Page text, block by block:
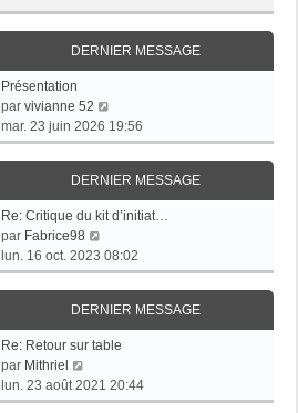
e
s
s
a
e
i
e
r
m
s
s
a
e
d
e
r
n
e
r
m
s
s
a
g
e
i
r
l
e
e
r
n
e
r
m
e
s
s
a
g
e
DERNIER MESSAGE
Présentation
par vivianne 52
o
i
r
l
e
d
r
i
r
e
s
mar. 23 juin 2026 19:56
DERNIER MESSAGE
Re: Critique du kit d’initiat…
par Fabrice98
o
i
r
l
e
d
r
lun. 16 oct. 2023 08:02
DERNIER MESSAGE
Re: Retour sur table
par Mithriel
o
i
lun. 23 août 2021 20:44